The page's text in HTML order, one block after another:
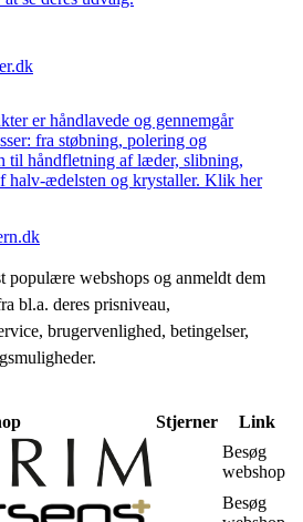
er håndlavede og gennemgår
fra støbning, polering og
til håndfletning af læder, slibning,
halv-ædelsten og krystaller. Klik her
populære webshops og anmeldt dem
bl.a. deres prisniveau,
brugervenlighed, betingelser,
Stjerner
Link
Besøg
webshop
Besøg